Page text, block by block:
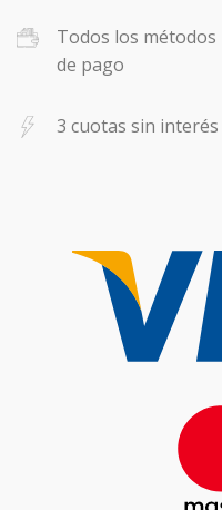
Todos los métodos
de pago
3 cuotas sin interés